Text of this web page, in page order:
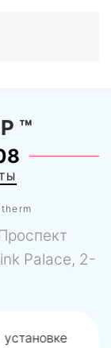
™
Palace, 2-